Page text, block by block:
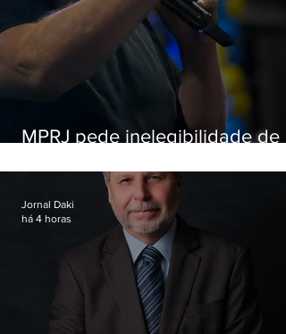
MPRJ pede inelegibilidade de
Jornal Daki
há 4 horas